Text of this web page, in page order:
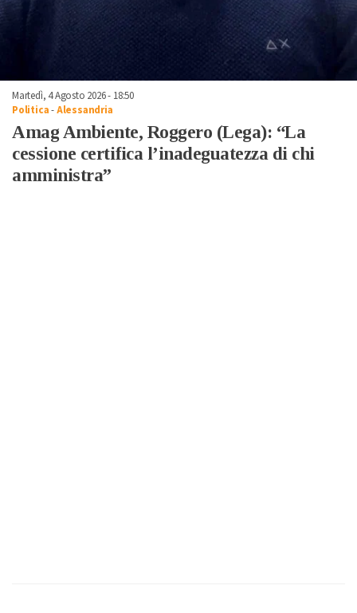
Martedì, 4 Agosto 2026 - 18:50
Politica-Alessandria
Amag Ambiente, Roggero (Lega): “La
cessione certifica l’inadeguatezza di chi
amministra”